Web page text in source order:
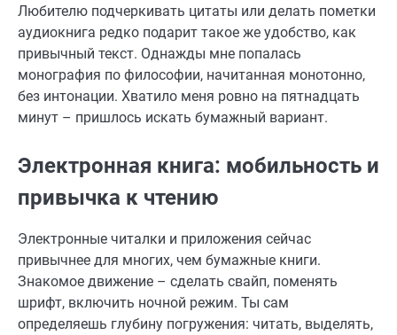
Любителю подчеркивать цитаты или делать пометки
аудиокнига редко подарит такое же удобство, как
привычный текст. Однажды мне попалась
монография по философии, начитанная монотонно,
без интонации. Хватило меня ровно на пятнадцать
минут – пришлось искать бумажный вариант.
Электронная книга: мобильность и
привычка к чтению
Электронные читалки и приложения сейчас
привычнее для многих, чем бумажные книги.
Знакомое движение – сделать свайп, поменять
шрифт, включить ночной режим. Ты сам
определяешь глубину погружения: читать, выделять,